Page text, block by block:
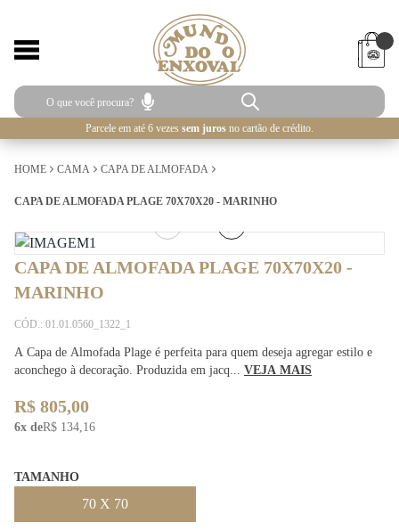
Parcele em até 6 vezes sem juros no cartão de crédito.
HOME CAMA CAPA DE ALMOFADA
CAPA DE ALMOFADA PLAGE 70X70X20 - MARINHO
CAPA DE ALMOFADA PLAGE 70X70X20 -
MARINHO
CÓD.: 01.01.0560_1322_1
A Capa de Almofada Plage é perfeita para quem deseja agregar estilo e
aconchego à decoração. Produzida em jacq... VEJA MAIS
R$ 805,00
6x deR$ 134,16
TAMANHO
70 X 70